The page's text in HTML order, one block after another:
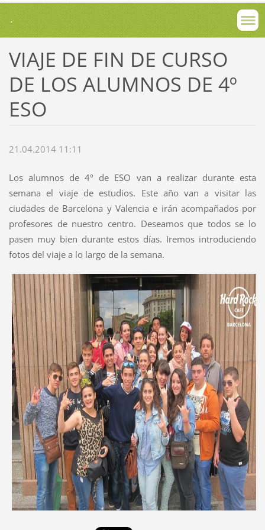
.
VIAJE DE FIN DE CURSO
DE LOS ALUMNOS DE 4º
ESO
21.04.2014 11:11
Los alumnos de 4º de ESO van a realizar durante esta
semana el viaje de estudios. Este año van a visitar las
ciudades de Barcelona y Valencia e irán acompañados por
profesores de nuestro centro. Deseamos que todos se lo
pasen muy bien durante estos días. Iremos introduciendo
fotos del viaje a lo largo de la semana.